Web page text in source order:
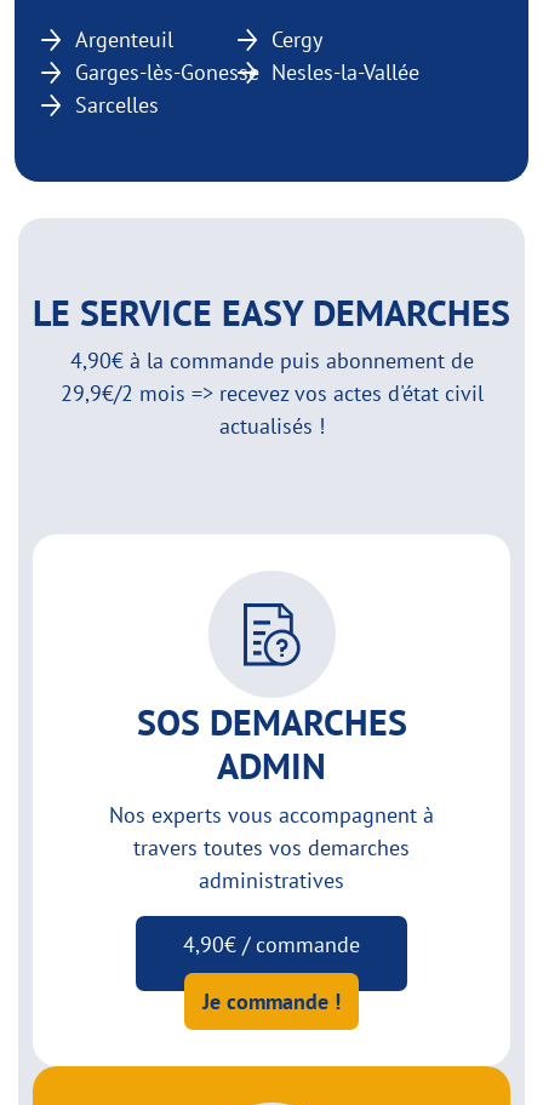
Argenteuil
Cergy
Garges-lès-Gonesse Nesles-la-Vallée
Sarcelles
LE SERVICE EASY DEMARCHES
4,90€ à la commande puis abonnement de
29,9€/2 mois => recevez vos actes d'état civil
actualisés !
SOS DEMARCHES
ADMIN
Nos experts vous accompagnent à
travers toutes vos demarches
administratives
4,90€ / commande
Je commande !